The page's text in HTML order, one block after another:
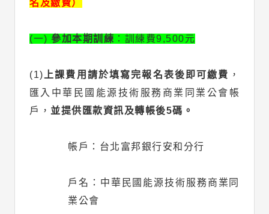
名及繳費）
(一) 參加本期訓練 ：訓練費9,500元
(1) 上課費用請於填寫完報名表後即可繳費 ，
匯入中華民國能源技術服務商業同業公會帳
戶， 並提供匯款資訊及轉帳後5碼。
帳戶：台北富邦銀行安和分行
戶名：中華民國能源技術服務商業同
業公會